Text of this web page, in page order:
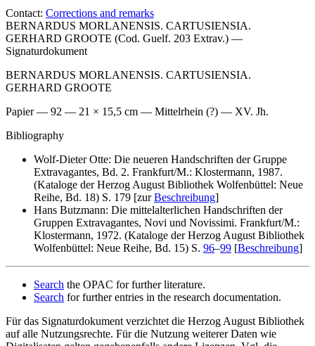
Contact: Corrections and remarks
BERNARDUS MORLANENSIS. CARTUSIENSIA.
GERHARD GROOTE (Cod. Guelf. 203 Extrav.) —
Signaturdokument
BERNARDUS MORLANENSIS. CARTUSIENSIA.
GERHARD GROOTE
Papier — 92 — 21 × 15,5 cm — Mittelrhein (?) — XV. Jh.
Bibliography
Wolf-Dieter Otte: Die neueren Handschriften der Gruppe
Extravagantes, Bd. 2. Frankfurt/M.: Klostermann, 1987.
(Kataloge der Herzog August Bibliothek Wolfenbüttel: Neue
Reihe, Bd. 18) S. 179 [zurBeschreibung]
Hans Butzmann: Die mittelalterlichen Handschriften der
Gruppen Extravagantes, Novi und Novissimi. Frankfurt/M.:
Klostermann, 1972. (Kataloge der Herzog August Bibliothek
Wolfenbüttel: Neue Reihe, Bd. 15) S. 96–99 [Beschreibung]
Search the OPAC for further literature.
Search for further entries in the research documentation.
Für das Signaturdokument verzichtet die Herzog August Bibliothek
auf alle Nutzungsrechte. Für die Nutzung weiterer Daten wie